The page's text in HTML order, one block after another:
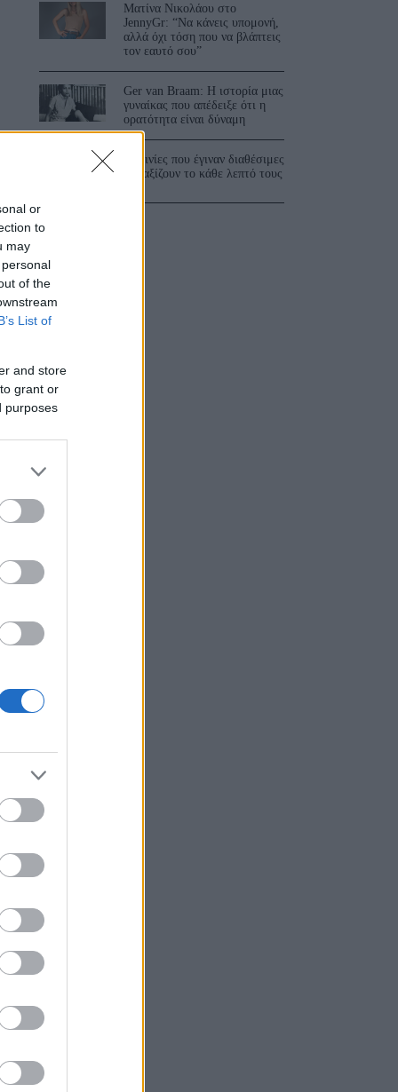
or
to
may
of the
List of
and store
grant or
purposes
Ματίνα Νικολάου στο
JennyGr: “Να κάνεις υπομονή,
αλλά όχι τόση που να βλάπτεις
τον εαυτό σου”
Ger van Braam: Η ιστορία μιας
γυναίκας που απέδειξε ότι η
ορατότητα είναι δύναμη
3 ταινίες που έγιναν διαθέσιμες
και αξίζουν το κάθε λεπτό τους